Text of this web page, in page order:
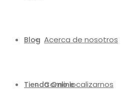
Acerca de nosotros
Como localizarnos
Blog
Tienda Online